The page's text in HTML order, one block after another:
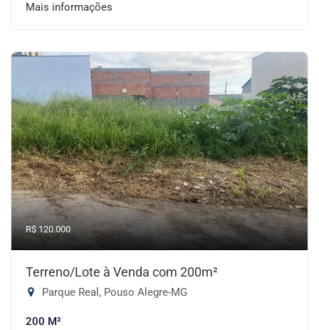
Mais informações
R$ 120.000
Terreno/Lote à Venda com 200m²
Parque Real, Pouso Alegre-MG
200 M²